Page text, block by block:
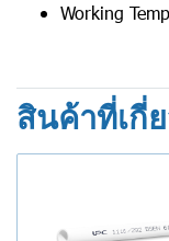
Working
สินค้าที่เกี่